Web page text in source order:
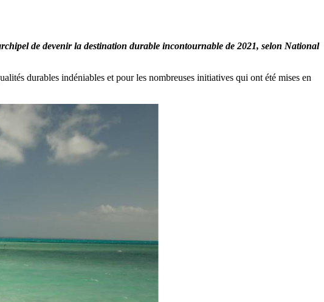
de devenir la destination durable incontournable de 2021, selon National
durables indéniables et pour les nombreuses initiatives qui ont été mises en